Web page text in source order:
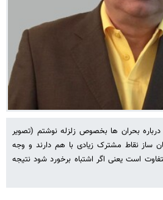
را درباره بحران ها بخصوص زلزله نوشتم (تصویر
ساز نقاط مشترک زیادی با هم دارند و وجه
متفاوت است یعنی اگر اشتباه برخورد شود نتیجه